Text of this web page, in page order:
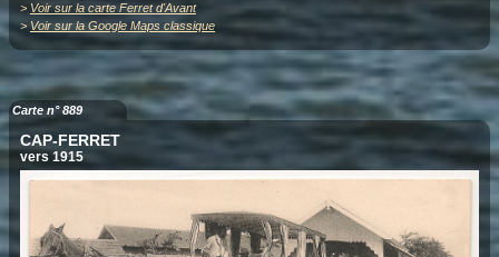
> Voir sur la carte Ferret d'Avant
> Voir sur la Google Maps classique
Carte n° 889
CAP-FERRET
vers 1915